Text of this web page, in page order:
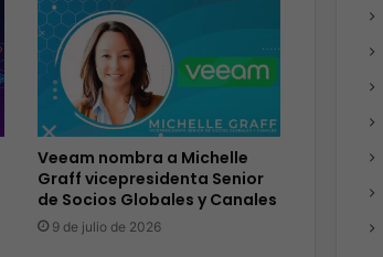
Veeam nombra a Michelle
Graff vicepresidenta Senior
de Socios Globales y Canales
9 de julio de 2026